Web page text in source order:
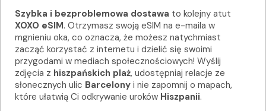
Szybka i bezproblemowa dostawa to kolejny atut
XOXO eSIM. Otrzymasz swoją eSIM na e-maila w
mgnieniu oka, co oznacza, że możesz natychmiast
zacząć korzystać z internetu i dzielić się swoimi
przygodami w mediach społecznościowych! Wyślij
zdjęcia z hiszpańskich plaż, udostępniaj relacje ze
słonecznych ulic Barcelony i nie zapomnij o mapach,
które ułatwią Ci odkrywanie uroków Hiszpanii.